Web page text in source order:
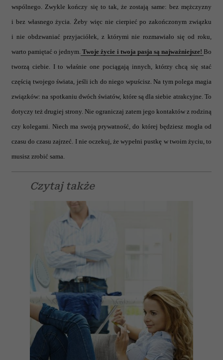
wspólnego. Zwykle kończy się to tak, że zostają same: bez mężczyzny
i bez własnego życia. Żeby więc nie cierpieć po zakończonym związku
i nie obdzwaniać przyjaciółek, z którymi nie rozmawiało się od roku,
warto pamiętać o jednym. Twoje życie i twoja pasja są najważniejsze!Bo
tworzą ciebie. I to właśnie one pociągają innych, którzy chcą się stać
częścią twojego świata, jeśli ich do niego wpuścisz. Na tym polega magia
związków: na spotkaniu dwóch światów, które są dla siebie atrakcyjne. To
dotyczy też drugiej strony. Nie ograniczaj zatem jego kontaktów z rodziną
czy kolegami. Niech ma swoją prywatność, do której będziesz mogła od
czasu do czasu zajrzeć. I nie oczekuj, że wypełni pustkę w twoim życiu, to
musisz zrobić sama.
Czytaj także